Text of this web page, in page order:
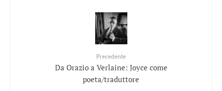
Precedente
Da Orazio a Verlaine: Joyce come
poeta/traduttore